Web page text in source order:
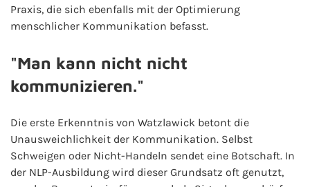
Praxis, die sich ebenfalls mit der Optimierung
menschlicher Kommunikation befasst.
"Man kann nicht nicht
kommunizieren."
Die erste Erkenntnis von Watzlawick betont die
Unausweichlichkeit der Kommunikation. Selbst
Schweigen oder Nicht-Handeln sendet eine Botschaft. In
der NLP-Ausbildung wird dieser Grundsatz oft genutzt,